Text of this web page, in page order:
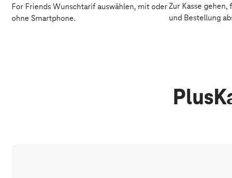
For Friends Wunschtarif auswählen, mit oder
ohne Smartphone.
Zur Kasse
und Bestellung